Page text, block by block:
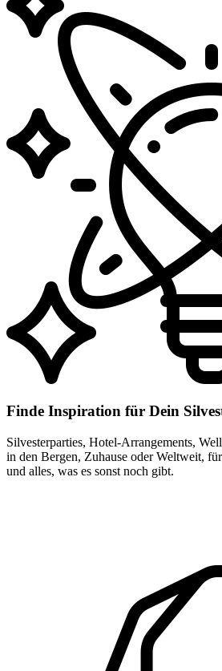
Finde Inspiration für Dein
Silvesterparties, Hotel-Arrangements,
in den Bergen, Zuhause oder Weltweit,
und alles, was es sonst noch gibt.